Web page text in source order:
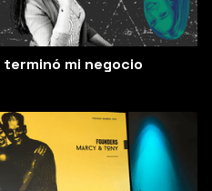
mi negocio